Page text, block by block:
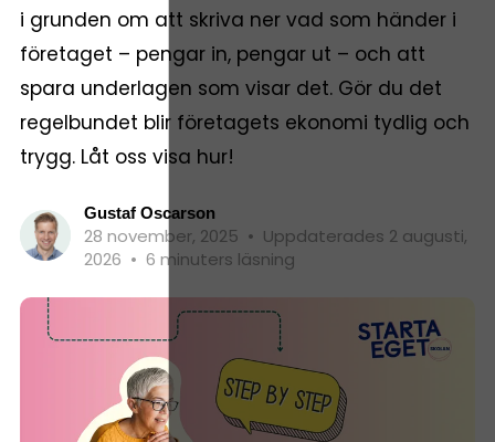
i grunden om att skriva ner vad som händer i
företaget – pengar in, pengar ut – och att
spara underlagen som visar det. Gör du det
regelbundet blir företagets ekonomi tydlig och
trygg. Låt oss visa hur!
Gustaf Oscarson
28 november, 2025 • Uppdaterades 2 augusti,
2026 • 6 minuters läsning